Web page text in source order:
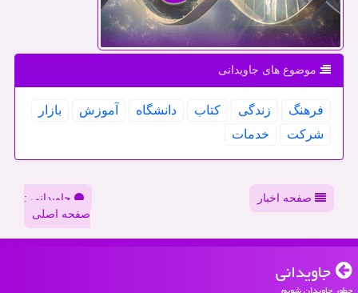
موضوع های جاویدانی
فرهنگ زندگی كتاب دانشگاه آموزش
بازار
شركت
خدمات
صفحه اخبار
جاویدانی :
صفحه اصلی
جاویدانی